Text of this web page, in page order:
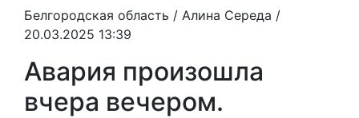
Белгородская область / Алина Середа /
20.03.2025 13:39
Авария произошла
вчера вечером.